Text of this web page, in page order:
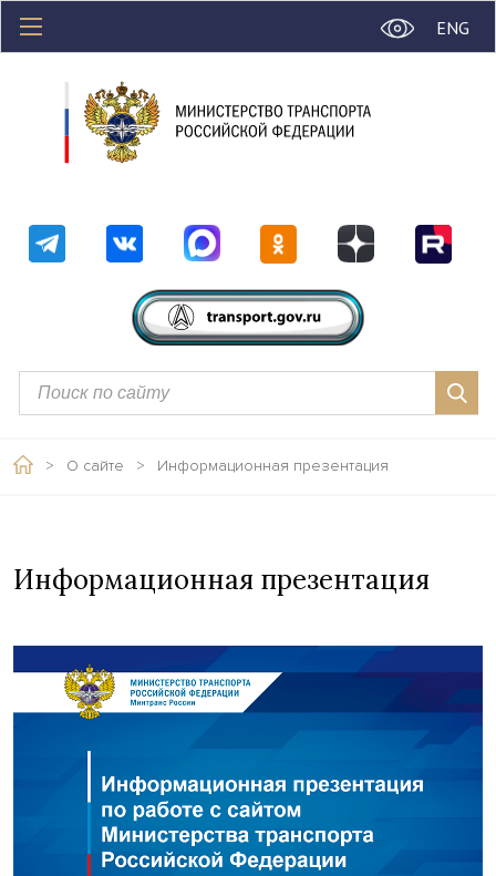
ENG
> О сайте > Информационная презентация
Информационная презентация